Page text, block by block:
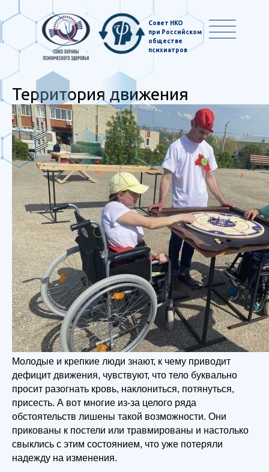
Совет НКО
при Российском
обществе
психиатров
Территория движения
Молодые и крепкие люди знают, к чему приводит
дефицит движения, чувствуют, что тело буквально
просит разогнать кровь, наклониться, потянуться,
присесть. А вот многие из-за целого ряда
обстоятельств лишены такой возможности. Они
прикованы к постели или травмированы и настолько
свыклись с этим состоянием, что уже потеряли
надежду на изменения.